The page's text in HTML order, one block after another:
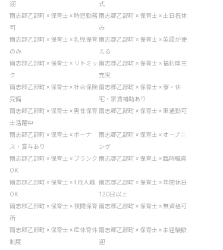
迎
式
爾志郡乙部町 × 保育士 × 時短勤務
可
爾志郡乙部町 × 保育士 × 土日祝休
み
爾志郡乙部町 × 保育士 × 乳児保育
のみ
爾志郡乙部町 × 保育士 × 英語が使
える
爾志郡乙部町 × 保育士 × リトミッ
ク
爾志郡乙部町 × 保育士 × 福利厚生
充実
爾志郡乙部町 × 保育士 × 社会保険
完備
爾志郡乙部町 × 保育士 × 寮・住
宅・家賃補助あり
爾志郡乙部町 × 保育士 × 男性保育
士活躍中
爾志郡乙部町 × 保育士 × 車通勤可
爾志郡乙部町 × 保育士 × ボーナ
ス・賞与あり
爾志郡乙部町 × 保育士 × オープニ
ング
爾志郡乙部町 × 保育士 × ブランク
OK
爾志郡乙部町 × 保育士 × 臨時職員
爾志郡乙部町 × 保育士 × 4月入職
OK
爾志郡乙部町 × 保育士 × 年間休日
120日以上
爾志郡乙部町 × 保育士 × 夜間保育
所
爾志郡乙部町 × 保育士 × 無資格可
爾志郡乙部町 × 保育士 × 産休育休
制度
爾志郡乙部町 × 保育士 × 未経験歓
迎